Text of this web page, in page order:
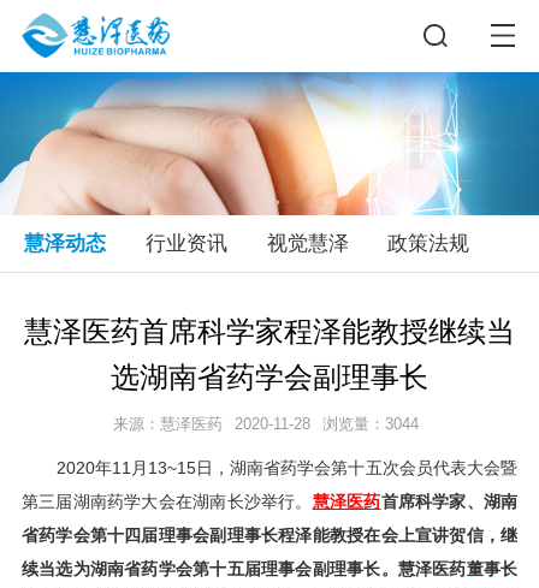
慧泽动态 行业资讯 视觉慧泽 政策法规
慧泽医药首席科学家程泽能教授继续当
选湖南省药学会副理事长
来源：慧泽医药 2020-11-28 浏览量：3044
2020年11月13~15日，湖南省药学会第十五次会员代表大会暨
第三届湖南药学大会在湖南长沙举行。 慧泽医药首席科学家、湖南
省药学会第十四届理事会副理事长程泽能教授在会上宣讲贺信，继
续当选为湖南省药学会第十五届理事会副理事长。慧泽医药董事长